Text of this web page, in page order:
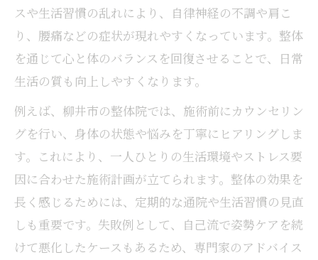
スや生活習慣の乱れにより、自律神経の不調や肩こ
り、腰痛などの症状が現れやすくなっています。整体
を通じて心と体のバランスを回復させることで、日常
生活の質も向上しやすくなります。
例えば、柳井市の整体院では、施術前にカウンセリン
グを行い、身体の状態や悩みを丁寧にヒアリングしま
す。これにより、一人ひとりの生活環境やストレス要
因に合わせた施術計画が立てられます。整体の効果を
長く感じるためには、定期的な通院や生活習慣の見直
しも重要です。失敗例として、自己流で姿勢ケアを続
けて悪化したケースもあるため、専門家のアドバイス